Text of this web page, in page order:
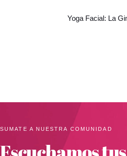
Yoga Facial: La
SUMATE A NUESTRA COMUNIDAD